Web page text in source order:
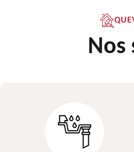
Nos